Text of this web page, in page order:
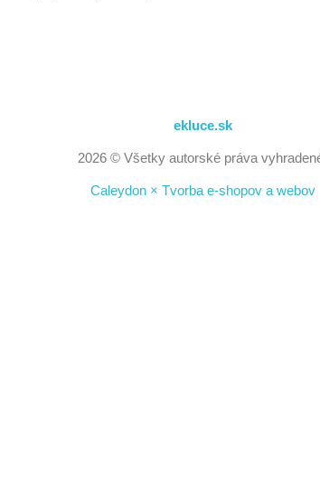
ekluce.sk
2026 © Všetky autorské práva
Caleydon × Tvorba e-shopov a webov